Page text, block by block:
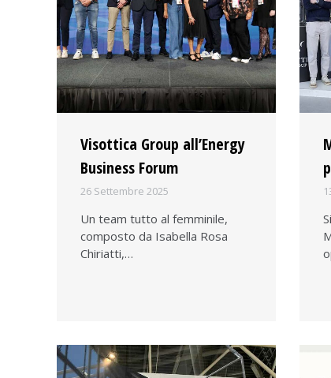
Visottica Group all’Energy
Business Forum
26 Settembre 2025
Un team tutto al femminile,
composto da Isabella Rosa
Chiriatti,…